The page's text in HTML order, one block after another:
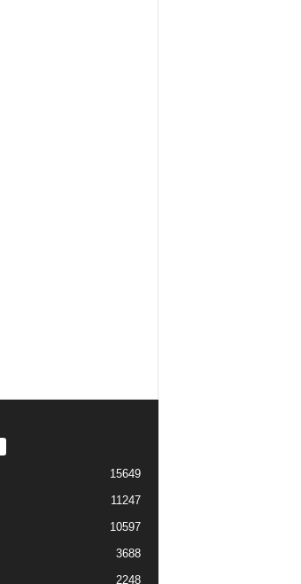
15649
11247
10597
3688
2248